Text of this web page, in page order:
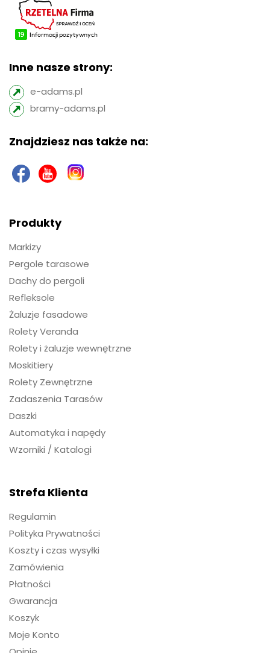
Inne nasze strony:
e-adams.pl
bramy-adams.pl
Znajdziesz nas także na:
Produkty
Markizy
Pergole tarasowe
Dachy do pergoli
Refleksole
Żaluzje fasadowe
Rolety Veranda
Rolety i żaluzje wewnętrzne
Moskitiery
Rolety Zewnętrzne
Zadaszenia Tarasów
Daszki
Automatyka i napędy
Wzorniki / Katalogi
Strefa Klienta
Regulamin
Polityka Prywatności
Koszty i czas wysyłki
Zamówienia
Płatności
Gwarancja
Koszyk
Moje Konto